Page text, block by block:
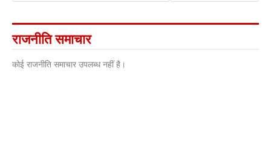
राजनीति समाचार
कोई राजनीति समाचार उपलब्ध नहीं है।